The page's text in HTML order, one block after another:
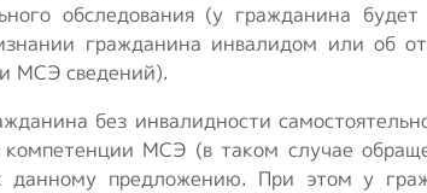
обследования (у гражданина будет
гражданина инвалидом или об
МСЭ сведений).
без инвалидности
МСЭ (в таком случае
предложению. При этом у